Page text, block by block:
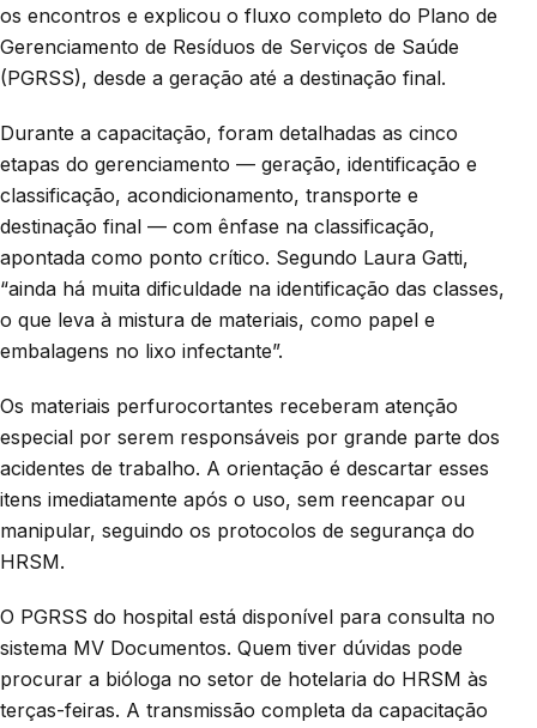
os encontros e explicou o fluxo completo do Plano de
Gerenciamento de Resíduos de Serviços de Saúde
(PGRSS), desde a geração até a destinação final.
Durante a capacitação, foram detalhadas as cinco
etapas do gerenciamento — geração, identificação e
classificação, acondicionamento, transporte e
destinação final — com ênfase na classificação,
apontada como ponto crítico. Segundo Laura Gatti,
“ainda há muita dificuldade na identificação das classes,
o que leva à mistura de materiais, como papel e
embalagens no lixo infectante”.
Os materiais perfurocortantes receberam atenção
especial por serem responsáveis por grande parte dos
acidentes de trabalho. A orientação é descartar esses
itens imediatamente após o uso, sem reencapar ou
manipular, seguindo os protocolos de segurança do
HRSM.
O PGRSS do hospital está disponível para consulta no
sistema MV Documentos. Quem tiver dúvidas pode
procurar a bióloga no setor de hotelaria do HRSM às
terças-feiras. A transmissão completa da capacitação